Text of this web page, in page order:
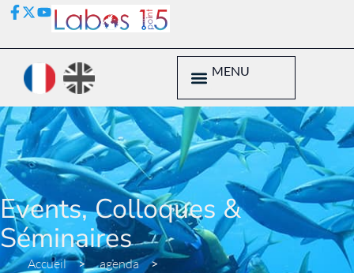
MENU
Events, Colloques &
Séminaires
Accueil > agenda >